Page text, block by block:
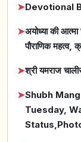
➤Devotional
➤अयोध्या की
पौराणिक
➤श्री यमराज
➤Shubh
Tuesday,